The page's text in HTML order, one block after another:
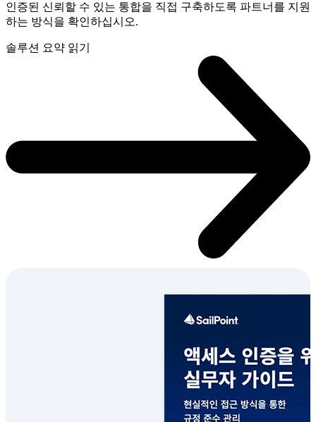
인증된 신뢰할 수 있는 통합을 직접 구축하도록 파트너를 지원
하는 방식을 확인하십시오.
솔루션 요약 읽기